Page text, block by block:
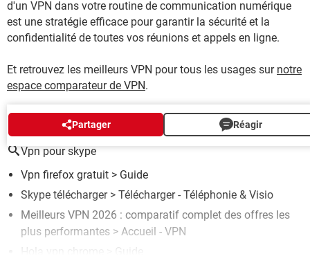
d'un VPN dans votre routine de communication numérique
est une stratégie efficace pour garantir la sécurité et la
confidentialité de toutes vos réunions et appels en ligne.
Et retrouvez les meilleurs VPN pour tous les usages sur notre
espace comparateur de VPN.
Partager Réagir
AUTOUR DU MÊME SUJET
Vpn pour skype
Vpn firefox gratuit > Guide
Skype télécharger> Télécharger - Téléphonie & Visio
Meilleurs VPN 2026 : comparatif complet des offres les
plus performantes > Accueil - VPN
Hola vpn chrome